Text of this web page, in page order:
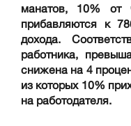
манатов, 10% от
прибавляются к
дохода.
работника,
снижена на 4
из которых 10%
на работодателя.